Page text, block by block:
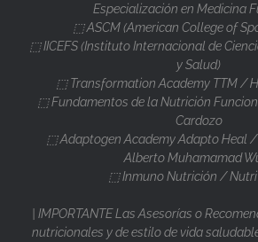
Especialización en Medicina
⬚ ASCM (American College of
⬚ IICEFS (Instituto Internacional de
y Salud)
⬚ Transformation Academy TTM /
⬚ Fundamentos de la Nutrición
Cardozo
⬚ Adaptogen Academy Adapto Heal /
Alberto Muhamamad
⬚ Inmuno Nutrición /
| IMPORTANTE Las Asesorías o
nutricionales y de estilo de vida